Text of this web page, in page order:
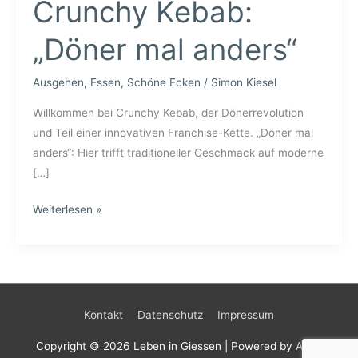
Crunchy Kebab:
„Döner mal anders“
Ausgehen, Essen, Schöne Ecken / Simon Kiesel
Willkommen bei Crunchy Kebab, der Dönerrevolution
und Teil einer innovativen Franchise-Kette. „Döner mal
anders“: Hier trifft traditioneller Geschmack auf moderne
[…]
Crunchy
anders“
Weiterlesen »
Kontakt Datenschutz Impressum
Copyright © 2026 Leben in Giessen | Powered by Astra